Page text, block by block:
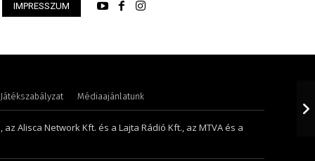
– online szerkesztő – 2016
IMPRESSZUM
Játékszabályzat Médiaajánlatunk
Alisca Network Kft. és a Lajta Rádió Kft., az MTVA és a